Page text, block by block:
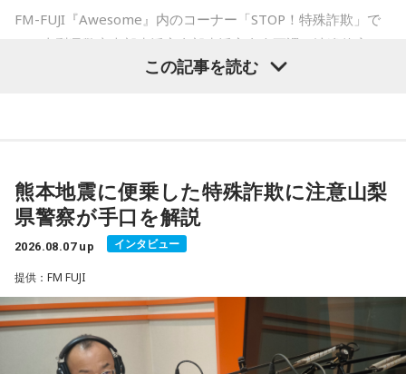
2026年8月8日は、こうした縁起の良いイメージに加え、「寅
の日」が重なることから、例年以上に注目を集める可能性が
ある1日といえるでしょう。
ことから、縁起を意識する人にとっても印象深い一日となり
そうです。
一方で、暦は古くから受け継がれてきた考え方の一つであ
「新しい財布を使い始める」「旅行へ出発する」「新たな目
標を立てる」など、自分にとって前向きな一歩を踏み出すき
っかけとして、無理のない範囲で暦を取り入れてみるのもよ
いでしょう。
ムと話を進めていったんだよね！
若井：ありがとう！
井滉斗
＜番組概要＞
FM-FUJI『Awesome』内のコーナー「STOP！特殊詐欺」で
は、山梨県警察本部生活安全部生活安全企画課の渡邉佳彦さ
んを迎え、熊本地震の発生に便乗した悪質な犯罪への注意を
増えるおそれがあることが紹介されました。
被災者を狙う悪質商法や義援金詐欺
渡邉さんは、災害時には被災した住宅を訪問し、家屋修繕や
必要物品の販売を装って高額な契約を迫る悪質商法が発生す
る可能性があると説明しました。
この記事を読む
熊本地震に便乗した特殊詐欺に注意山梨
県警察が手口を解説
2026.08.07 up インタビュー
提供：FM FUJI